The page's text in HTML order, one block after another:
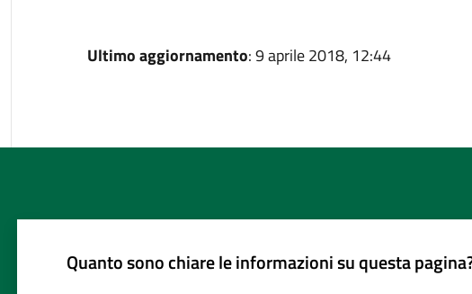
Ultimo aggiornamento: 9 aprile 2018, 12:44
Quanto sono chiare le informazioni su questa